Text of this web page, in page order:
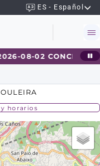
ES - Español
08-02
horarios